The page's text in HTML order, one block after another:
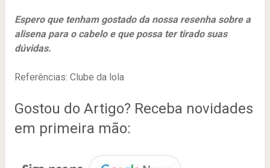
Espero que tenham gostado da nossa resenha sobre a
alisena para o cabelo e que possa ter tirado suas
dúvidas.
Referências: Clube da lola
Gostou do Artigo? Receba novidades
em primeira mão: